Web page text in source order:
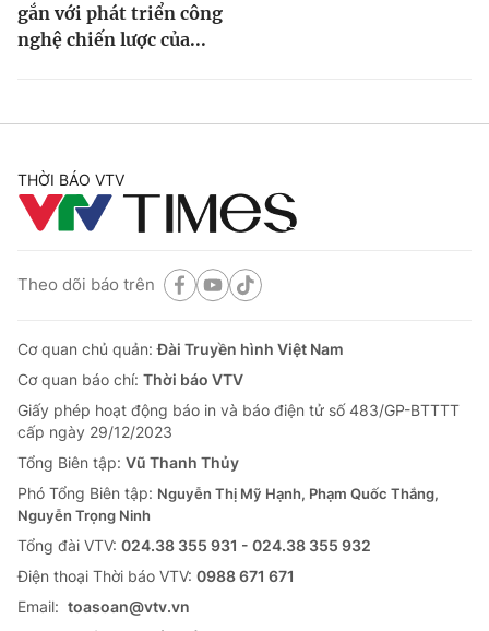
gắn với phát triển công
nghệ chiến lược của...
THỜI BÁO VTV
Theo dõi báo trên
Cơ quan chủ quản:Đài Truyền hình Việt Nam
Cơ quan báo chí: Thời báo VTV
Giấy phép hoạt động báo in và báo điện tử số 483/GP-BTTTT
cấp ngày 29/12/2023
Tổng Biên tập: Vũ Thanh Thủy
Phó Tổng Biên tập: Nguyễn Thị Mỹ Hạnh, Phạm Quốc Thắng,
Nguyễn Trọng Ninh
Tổng đài VTV: 024.38 355 931 - 024.38 355 932
Ðiện thoại Thời báo VTV: 0988 671 671
Email: toasoan@vtv.vn